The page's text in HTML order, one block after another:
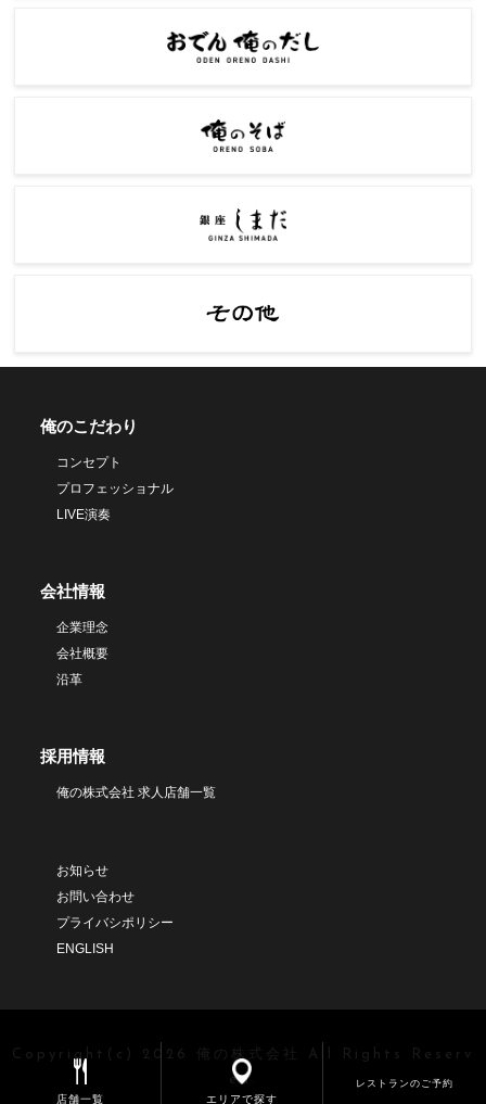
店舗一覧 エリアで探す
レストランのご予約
俺のこだわり
コンセプト
プロフェッショナル
LIVE演奏
会社情報
企業理念
会社概要
沿革
採用情報
俺の株式会社 求人店舗一覧
お知らせ
お問い合わせ
プライバシポリシー
ENGLISH
Copyright(c) 2026 俺の株式会社 All Rights Reserv
ed.